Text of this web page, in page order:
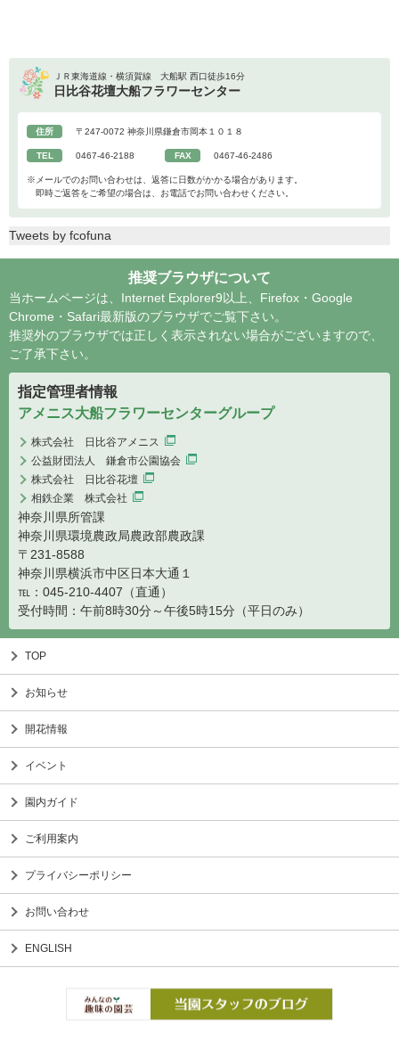
ＪＲ東海道線・横須賀線 大船駅 西口徒歩16分
日比谷花壇大船フラワーセンター
住所 〒247-0072 神奈川県鎌倉市岡本１０１８
TEL 0467-46-2188 FAX 0467-46-2486
※メールでのお問い合わせは、返答に日数がかかる場合があります。
即時ご返答をご希望の場合は、お電話でお問い合わせください。
Tweets by fcofuna
推奨ブラウザについて
当ホームページは、Internet Explorer9以上、Firefox・Google
Chrome・Safari最新版のブラウザでご覧下さい。
推奨外のブラウザでは正しく表示されない場合がございますので、
ご了承下さい。
指定管理者情報
アメニス大船フラワーセンターグループ
株式会社 日比谷アメニス
公益財団法人 鎌倉市公園協会
株式会社 日比谷花壇
相鉄企業 株式会社
神奈川県所管課
神奈川県環境農政局農政部農政課
〒231-8588
神奈川県横浜市中区日本大通１
℡：045-210-4407（直通）
受付時間：午前8時30分～午後5時15分（平日のみ）
TOP
お知らせ
開花情報
イベント
園内ガイド
ご利用案内
プライバシーポリシー
お問い合わせ
ENGLISH